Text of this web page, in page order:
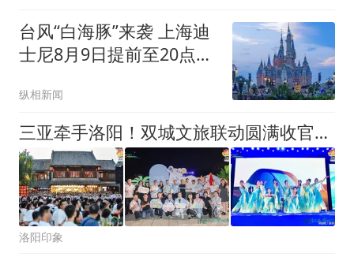
台风“白海豚”来袭 上海迪
士尼8月9日提前至20点闭
纵相新闻
三亚牵手洛阳！双城文旅联动圆满收官，6 条精品旅游线路重磅发布
洛阳印象